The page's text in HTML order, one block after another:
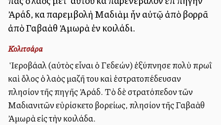
Ἀράδ, καὶ παρεμβολὴ Μαδιὰμ ἦν αὐτῷ ἀπὸ βορρᾶ
ἀπὸ Γαβαὰθ Ἀμωρὰ ἐν κοιλάδι.
Κολιτσάρα
Ὁ Ἱεροβάαλ (αὐτὸς εἶναι ὁ Γεδεών) ἐξύπνησε πολὺ πρωῒ
καὶ ὅλος ὁ λαὸς μαζῆ του καὶ ἐστρατοπέδευσαν
πλησίον τῆς πηγῆς Ἀράδ. Τὸ δὲ στρατόπεδον τῶν
Μαδιανιτῶν εὑρίσκετο βορείως, πλησίον τῆς Γαβαὰθ
Ἀμωρὰ εἰς τὴν κοιλάδα.